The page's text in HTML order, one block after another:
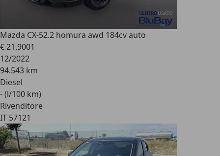
Mazda CX-52.2 homura awd 184cv auto
€ 21.9001
12/2022
94.543 km
Diesel
- (l/100 km)
Rivenditore
IT 57121